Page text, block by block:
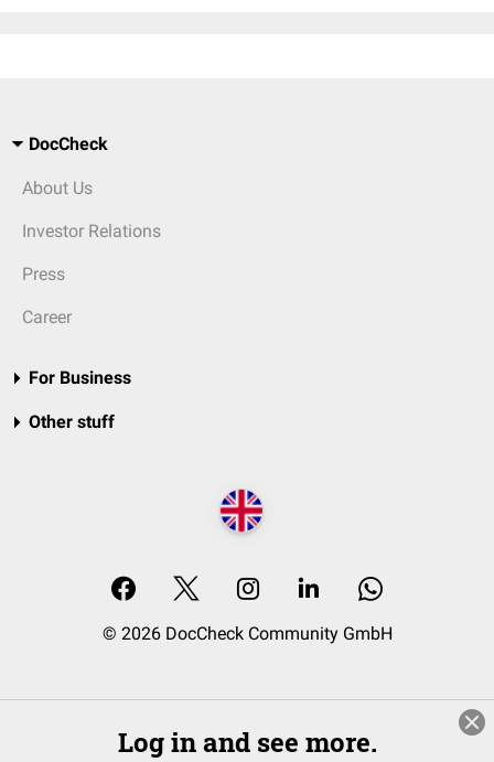
DocCheck
About Us
Investor Relations
Press
Career
For Business
Other stuff
© 2026 DocCheck Community GmbH
Log in and see more.